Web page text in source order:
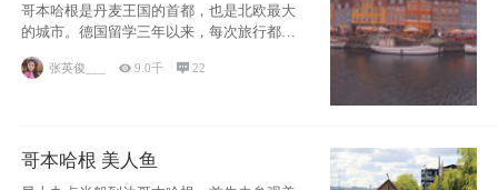
哥本哈根是丹麦王国的首都，也是北欧最大
的城市。德国留学三年以来，每次旅行都是
张英俊___ 9.0千 22
哥本哈根 美人鱼